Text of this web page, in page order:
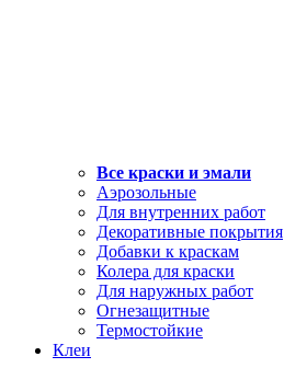
Все краски и эмали
Аэрозольные
Для внутренних работ
Декоративные покрытия
Добавки к краскам
Колера для краски
Для наружных работ
Огнезащитные
Термостойкие
Клеи